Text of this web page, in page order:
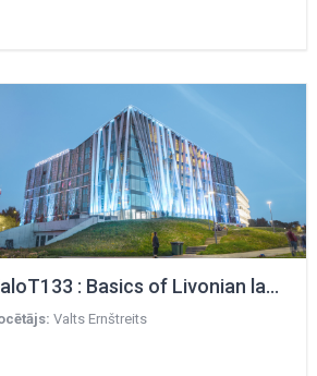
ValoT133 : Basics of Livonian language and culture
Valts Ernštreits